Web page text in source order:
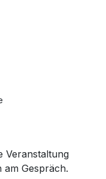
Veranstaltung
am Gespräch.